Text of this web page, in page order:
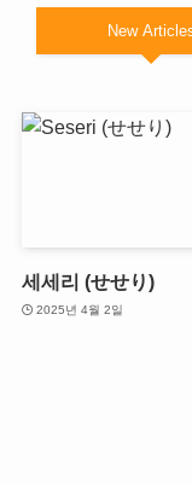
New
세세리 (せせり)
2025년 4월 2일